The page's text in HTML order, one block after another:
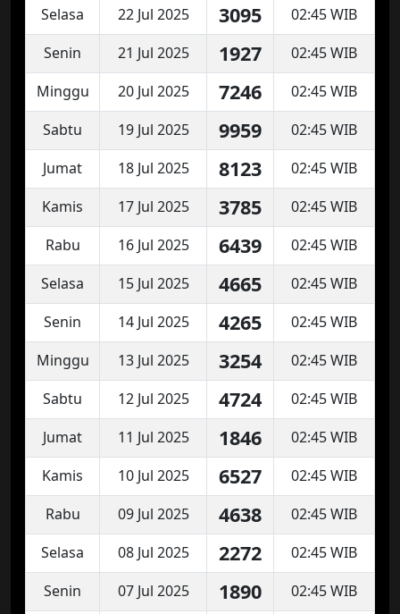
Selasa 22 Jul 2025 3095
02:45 WIB
Senin
21 Jul 2025 1927
02:45 WIB
Minggu
20 Jul 2025 7246
02:45 WIB
Sabtu
19 Jul 2025 9959
02:45 WIB
Jumat
18 Jul 2025 8123
02:45 WIB
Kamis
17 Jul 2025 3785
02:45 WIB
Rabu
16 Jul 2025 6439
02:45 WIB
Selasa
15 Jul 2025 4665
02:45 WIB
Senin
14 Jul 2025 4265
02:45 WIB
Minggu
13 Jul 2025 3254
02:45 WIB
Sabtu
12 Jul 2025 4724
02:45 WIB
Jumat
11 Jul 2025 1846
02:45 WIB
Kamis
10 Jul 2025 6527
02:45 WIB
Rabu
09 Jul 2025 4638
02:45 WIB
Selasa
08 Jul 2025 2272
02:45 WIB
Senin
07 Jul 2025 1890
02:45 WIB